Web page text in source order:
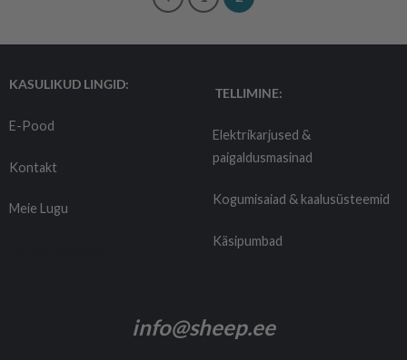
KASULIKUD LINGID:
E-Pood
Kontakt
Meie Lugu
TELLIMINE:
Elektrikarjused &
paigaldusmasinad
Kogumisaiad & kaalusüsteemid
Käsipumbad
info@sheep.ee